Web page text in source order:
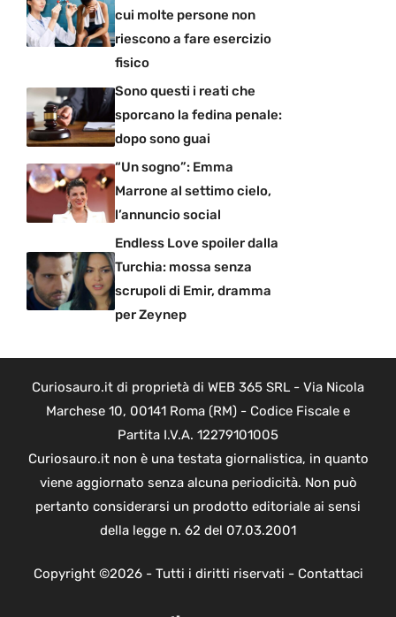
cui molte persone non
riescono a fare esercizio
fisico
Sono questi i reati che
sporcano la fedina penale:
dopo sono guai
“Un sogno”: Emma
Marrone al settimo cielo,
l’annuncio social
Endless Love spoiler dalla
Turchia: mossa senza
scrupoli di Emir, dramma
per Zeynep
Curiosauro.it di proprietà di WEB 365 SRL - Via Nicola
Marchese 10, 00141 Roma (RM) - Codice Fiscale e
Partita I.V.A. 12279101005
Curiosauro.it non è una testata giornalistica, in quanto
viene aggiornato senza alcuna periodicità. Non può
pertanto considerarsi un prodotto editoriale ai sensi
della legge n. 62 del 07.03.2001
Copyright ©2026 - Tutti i diritti riservati - Contattaci